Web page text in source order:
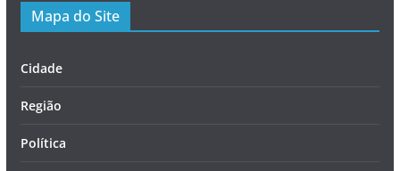
Mapa do Site
Cidade
Região
Política